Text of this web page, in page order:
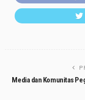
Media dan Komunitas